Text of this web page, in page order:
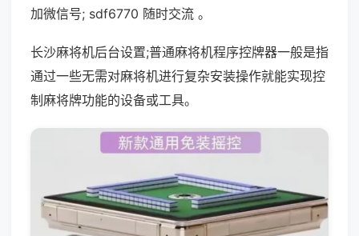
加微信号; sdf6770 随时交流 。
长沙麻将机后台设置;普通麻将机程序控牌器一般是指
通过一些无需对麻将机进行复杂安装操作就能实现控
制麻将牌功能的设备或工具。